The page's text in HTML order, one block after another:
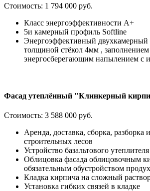
Стоимость: 1 794 000 руб.
Класс энергоэффективности А+
5и камерный профиль Softline
Энергоэффективный двухкамерный
толщиной стёкол 4мм ,
энергосберегающим напылением с
Фасад утеплённый "Клинкерный
Стоимость: 3 588 000 руб.
Аренда, доставка, сборка, разборка
строительных лесов
Устройство базальтового
Облицовка фасада облицовочным
обязательным обустройством
Кладка кирпича на сложный
Установка гибких связей в кладке